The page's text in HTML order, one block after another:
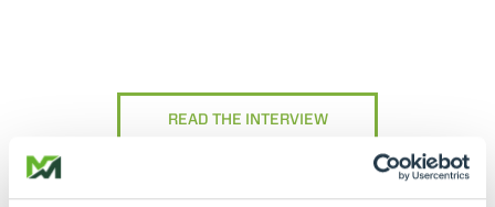
READ THE INTERVIEW